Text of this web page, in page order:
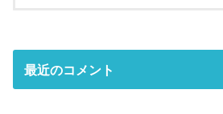
最近のコメント